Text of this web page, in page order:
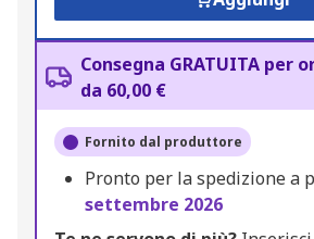
Consegna GRATUITA per
da 60,00 €
Fornito dal produttore
Pronto per la spedizione a
settembre 2026